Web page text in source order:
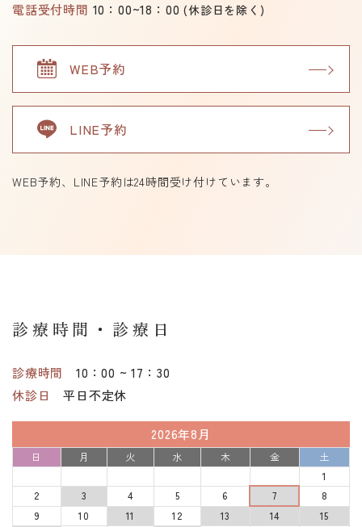
電話受付時間 10：00~18：00 (休診日を除く)
WEB予約
LINE予約
WEB予約、LINE予約は24時間受け付けています。
診療時間・診療日
診療時間
10：00 ~ 17：30
休診日
平日不定休
2026年8月
日 月 火 水 木 金
土
1
2
3 4 5 6 7
8
9
10 11 12 13 14
15